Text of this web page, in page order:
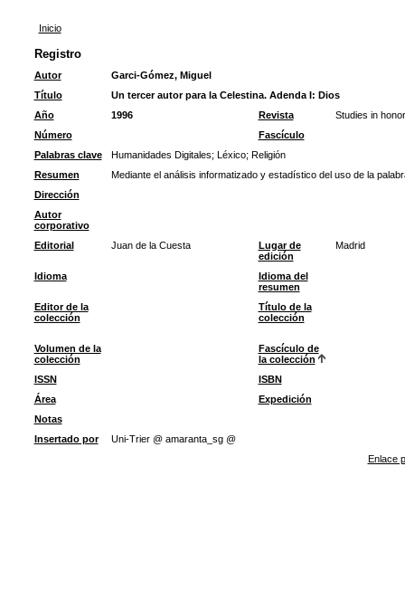
Inicio
Registro
Autor
Garci-Gómez, Miguel
Título
Un tercer autor para la Celestina. Adenda I: Dios
Año
1996 Revista
Studies in
Número
Fascículo
Palabras clave
Humanidades Digitales; Léxico; Religión
Resumen
Mediante el análisis informatizado y estadístico del uso de la
Dirección
Autor
corporativo
Editorial
Juan de la Cuesta
Lugar de
edición
Madrid
Idioma
Idioma del
resumen
Editor de la
colección
Título de la
colección
Volumen de la
colección
Fascículo de
la colección
ISSN
ISBN
Área
Expedición
Notas
Insertado por
Uni-Trier @ amaranta_sg @
Enlace